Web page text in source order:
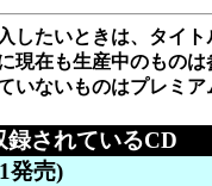
したいときは、タイ
現在も生産中のもの
いないものはプレミ
されているCD
発売)